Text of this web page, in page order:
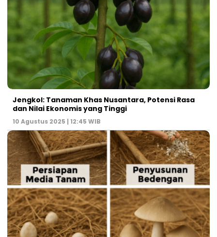
Jengkol: Tanaman Khas Nusantara, Potensi Rasa
dan Nilai Ekonomis yang Tinggi
10 Agustus 2025 | 12:45 WIB